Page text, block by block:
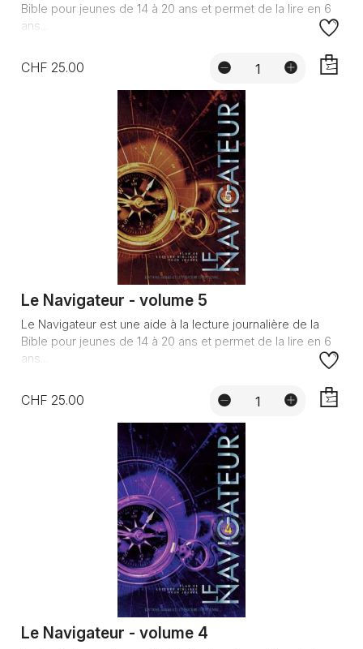
Bible pour jeunes de 14 à 20 ans et permet de la lire en 6
ans...
CHF 25.00
Le Navigateur - volume 5
Le Navigateur est une aide à la lecture journalière de la
Bible pour jeunes de 14 à 20 ans et permet de la lire en 6
ans...
CHF 25.00
Le Navigateur - volume 4